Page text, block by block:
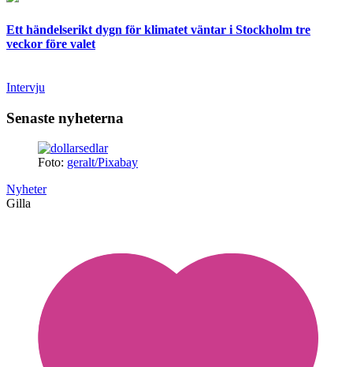
Ett händelserikt dygn för klimatet väntar i Stockholm tre
veckor före valet
Intervju
Senaste nyheterna
Foto: geralt/Pixabay
Nyheter
Gilla